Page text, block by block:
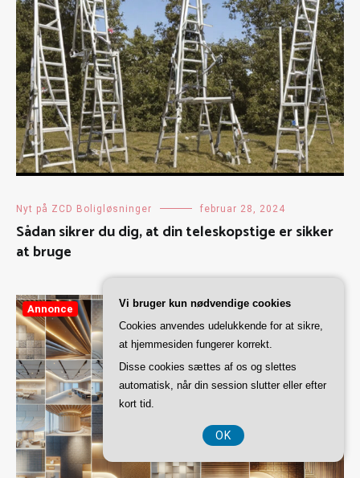
Nyt på ZCD Boligløsninger februar 28, 2024
Sådan sikrer du dig, at din teleskopstige er sikker
at bruge
Annonce
Vi bruger kun nødvendige cookies
Cookies anvendes udelukkende for at sikre,
at hjemmesiden fungerer korrekt.
Disse cookies sættes af os og slettes
automatisk, når din session slutter eller efter
kort tid.
OK